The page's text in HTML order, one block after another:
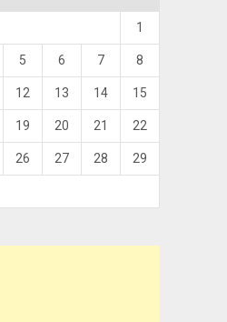
1
5 6 7 8
12 13 14 15
19 20 21 22
26 27 28 29